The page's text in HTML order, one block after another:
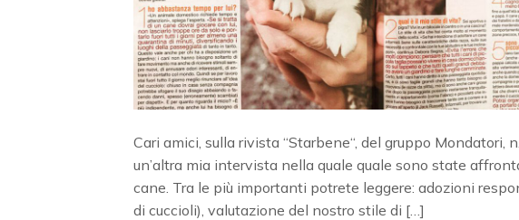
Cari amici, sulla rivista “Starbene“, del gruppo
un’altra mia intervista nella quale quale sono state
cane. Tra le più importanti potrete leggere: adozioni
di cuccioli), valutazione del nostro stile di […]